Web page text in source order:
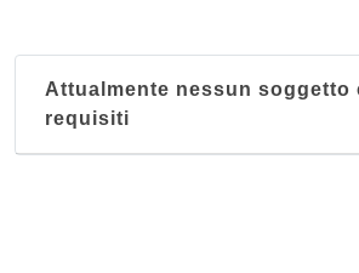
Attualmente nessun soggetto
requisiti